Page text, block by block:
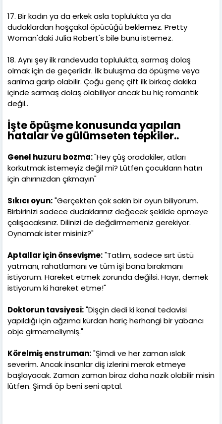
17. Bir kadın ya da erkek asla toplulukta ya da
dudaklardan hoşçakal öpücüğü beklemez. Pretty
Woman'daki Julia Robert's bile bunu istemez.
18. Aynı şey ilk randevuda toplulukta, sarmaş dolaş
olmak için de geçerlidir. İlk buluşma da öpüşme veya
sarılma garip olabilir. Çoğu genç çift ilk birkaç dakika
içinde sarmaş dolaş olabiliyor ancak bu hiç romantik
değil..
İşte öpüşme konusunda yapılan
hatalar ve gülümseten tepkiler..
Genel huzuru bozma:"Hey çüş oradakiler, atları
korkutmak istemeyiz değil mi? Lütfen çocukların hatırı
için ahırınızdan çıkmayın"
Sıkıcı oyun:"Gerçekten çok sakin bir oyun biliyorum.
Birbirinizi sadece dudaklarınız değecek şekilde öpmeye
çalışacaksınız. Dilinizi de değdirmemeniz gerekiyor.
Oynamak ister misiniz?"
Aptallar için önsevişme:"Tatlım, sadece sırt üstü
yatmanı, rahatlamanı ve tüm işi bana bırakmanı
istiyorum. Hareket etmek zorunda değilsi. Hayır, demek
istiyorum ki hareket etme!"
Doktorun tavsiyesi:"Dişçin dedi ki kanal tedavisi
yapıldığı için ağzıma kürdan hariç herhangi bir yabancı
obje girmemeliymiş."
Körelmiş enstruman:"Şimdi ve her zaman ıslak
severim. Ancak insanlar diş izlerini merak etmeye
başlayacak. Zaman zaman biraz daha nazik olabilir misin
lütfen. Şimdi öp beni seni aptal.